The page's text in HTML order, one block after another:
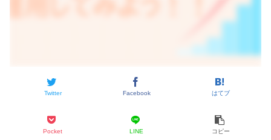
Twitter Facebook はてブ
Pocket LINE コピー